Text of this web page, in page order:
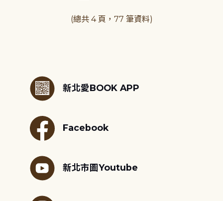
(總共 4 頁，77 筆資料)
新北愛BOOK APP
Facebook
新北市圖Youtube